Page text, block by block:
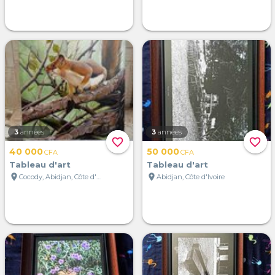
favorite_border
3 années
40 000CFA
Tableau d'art
location_on
Cocody, Abidjan, Côte d'Ivoire
favorite_border
3 années
50 000CFA
Tableau d'art
location_on Abidjan, Côte d'Ivoire